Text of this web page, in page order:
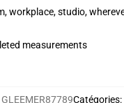
workplace, studio,
measurements
GLEEMER87789Catégories: